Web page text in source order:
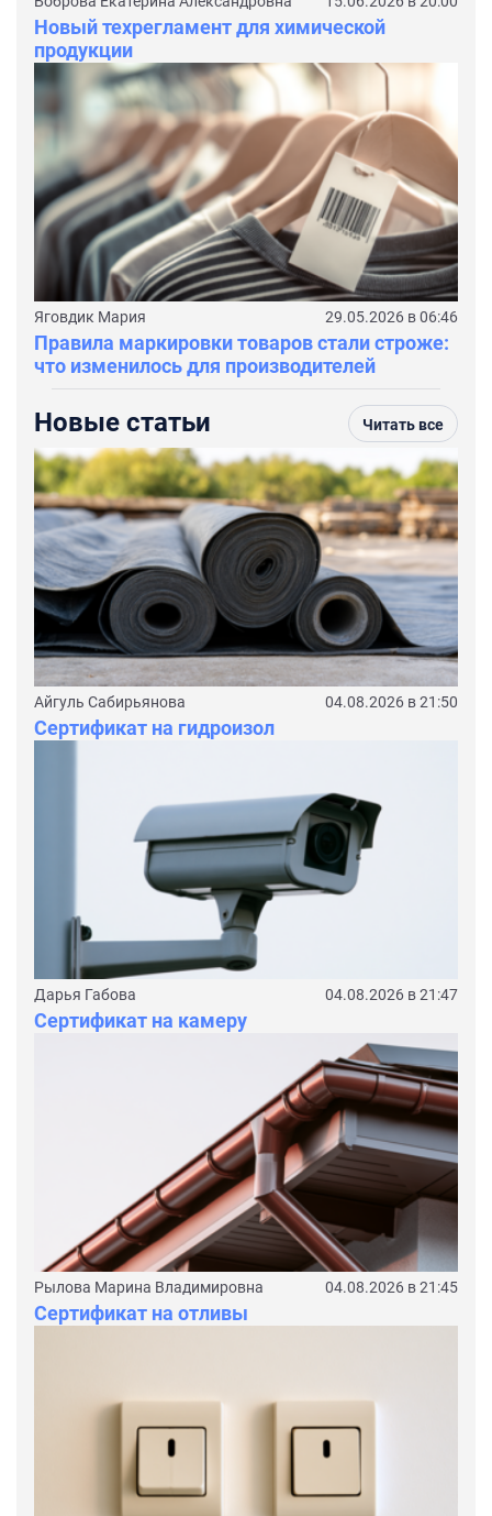
Новый техрегламент для химической
продукции
Яговдик Мария 29.05.2026 в 06:46
Правила маркировки товаров стали строже:
что изменилось для производителей
Новые статьи Читать все
Айгуль Сабирьянова 04.08.2026 в 21:50
Сертификат на гидроизол
Дарья Габова 04.08.2026 в 21:47
Сертификат на камеру
Рылова Марина Владимировна 04.08.2026 в 21:45
Сертификат на отливы